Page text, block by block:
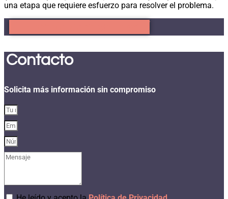
una etapa que requiere esfuerzo para resolver el problema.
Contacto
Solicita más información sin compromiso